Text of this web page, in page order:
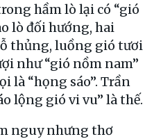
hầm lò lại có “gió
lò đối hướng, hai
thủng, luồng gió tươi
như “gió nồm nam”
là “họng sáo”. Trần
lộng gió vi vu” là thế.
nguy nhưng thơ